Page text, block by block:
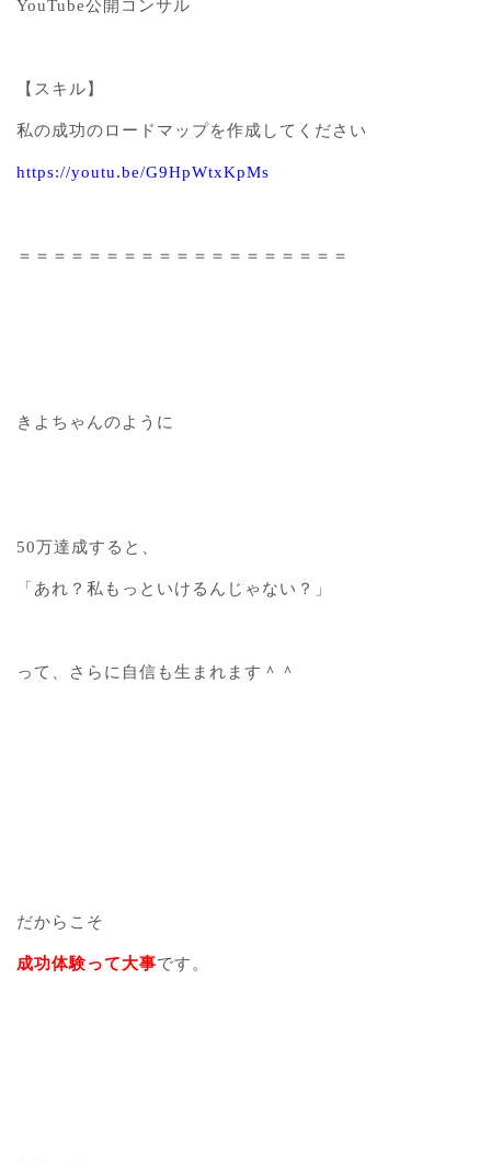
YouTube公開コンサル
【スキル】
私の成功のロードマップを作成してください
https://youtu.be/G9HpWtxKpMs
＝＝＝＝＝＝＝＝＝＝＝＝＝＝＝＝＝＝＝
きよちゃんのように
50万達成すると、
「あれ？私もっといけるんじゃない？」
って、さらに自信も生まれます＾＾
だからこそ
成功体験って大事です。